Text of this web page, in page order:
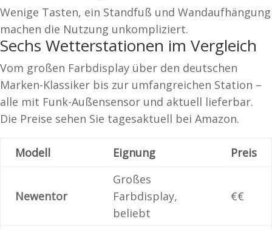
Wenige Tasten, ein Standfuß und Wandaufhängung
machen die Nutzung unkompliziert.
Sechs Wetterstationen im Vergleich
Vom großen Farbdisplay über den deutschen
Marken-Klassiker bis zur umfangreichen Station –
alle mit Funk-Außensensor und aktuell lieferbar.
Die Preise sehen Sie tagesaktuell bei Amazon.
Modell Eignung Preis
Newentor
Großes
Farbdisplay,
beliebt
€€